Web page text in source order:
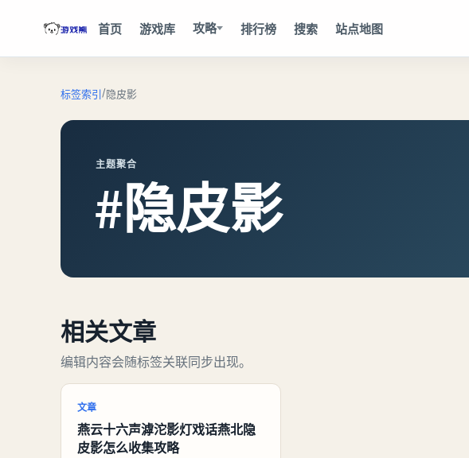
首页 游戏库 攻略 排行榜 搜索 站点地图
标签索引/隐皮影
主题聚合
#隐皮影
相关文章
编辑内容会随标签关联同步出现。
文章
燕云十六声滹沱影灯戏话燕北隐
皮影怎么收集攻略